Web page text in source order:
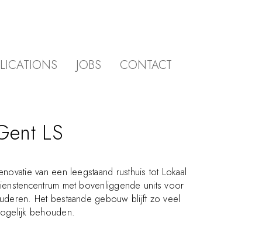
JOBS CONTACT
LS
van een leegstaand rusthuis tot Lokaal
met bovenliggende units voor
Het bestaande gebouw blijft zo veel
behouden.